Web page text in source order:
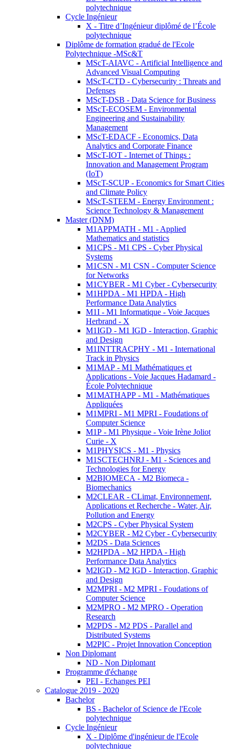
polytechnique
Cycle Ingénieur
X - Titre d’Ingénieur diplômé de l’École
polytechnique
Diplôme de formation gradué de l'Ecole
Polytechnique -MSc&T
MScT-AIAVC - Artificial Intelligence and
Advanced Visual Computing
MScT-CTD - Cybersecurity : Threats and
Defenses
MScT-DSB - Data Science for Business
MScT-ECOSEM - Environmental
Engineering and Sustainability
Management
MScT-EDACF - Economics, Data
Analytics and Corporate Finance
MScT-IOT - Internet of Things :
Innovation and Management Program
(IoT)
MScT-SCUP - Economics for Smart Cities
and Climate Policy
MScT-STEEM - Energy Environment :
Science Technology & Management
Master (DNM)
M1APPMATH - M1 - Applied
Mathematics and statistics
M1CPS - M1 CPS - Cyber Physical
Systems
M1CSN - M1 CSN - Computer Science
for Networks
M1CYBER - M1 Cyber - Cybersecurity
M1HPDA - M1 HPDA - High
Performance Data Analytics
M1I - M1 Informatique - Voie Jacques
Herbrand - X
M1IGD - M1 IGD - Interaction, Graphic
and Design
M1INTTRACPHY - M1 - International
Track in Physics
M1MAP - M1 Mathématiques et
Applications - Voie Jacques Hadamard -
École Polytechnique
M1MATHAPP - M1 - Mathématiques
Appliquées
M1MPRI - M1 MPRI - Foudations of
Computer Science
M1P - M1 Physique - Voie Irène Joliot
Curie - X
M1PHYSICS - M1 - Physics
M1SCTECHNRJ - M1 - Sciences and
Technologies for Energy
M2BIOMECA - M2 Biomeca -
Biomechanics
M2CLEAR - CLimat, Environnement,
Applications et Recherche - Water, Air,
Pollution and Energy
M2CPS - Cyber Physical System
M2CYBER - M2 Cyber - Cybersecurity
M2DS - Data Sciences
M2HPDA - M2 HPDA - High
Performance Data Analytics
M2IGD - M2 IGD - Interaction, Graphic
and Design
M2MPRI - M2 MPRI - Foudations of
Computer Science
M2MPRO - M2 MPRO - Operation
Research
M2PDS - M2 PDS - Parallel and
Distributed Systems
M2PIC - Projet Innovation Conception
Non Diplomant
ND - Non Diplomant
Programme d'échange
PEI - Echanges PEI
Catalogue 2019 - 2020
Bachelor
BS - Bachelor of Science de l'Ecole
polytechnique
Cycle Ingénieur
X - Diplôme d'ingénieur de l'Ecole
polytechnique